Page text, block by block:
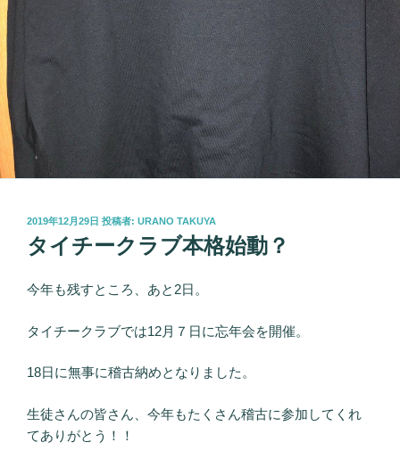
投
稿
日:
2019年12月29日 投稿者: URANO TAKUYA
タイチークラブ本格始動？
今年も残すところ、あと2日。
タイチークラブでは12月７日に忘年会を開催。
18日に無事に稽古納めとなりました。
生徒さんの皆さん、今年もたくさん稽古に参加してくれ
てありがとう！！